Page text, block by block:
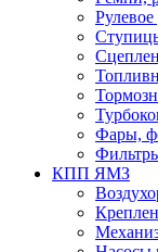
Фары,
КПП ЯМЗ